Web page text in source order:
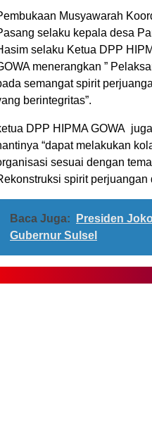
Musyawarah
selaku kepala desa
selaku Ketua DPP
menerangkan ”
semangat spirit
berintegritas”.
DPP HIPMA GOWA
“dapat melakukan
sesuai dengan
spirit perjuangan
Baca Juga:
Presiden
Gubernur Sulsel